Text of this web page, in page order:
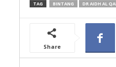
TAG BINTANG DR AIDH AL
Share